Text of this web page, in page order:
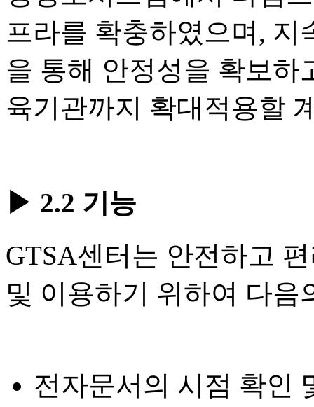
프라를 확충하였으며,
을 통해 안정성을 확보하
육기관까지 확대적용할
▶ 2.2 기능
GTSA센터는 안전하고
및 이용하기 위하여 다음
전자문서의 시점 확인